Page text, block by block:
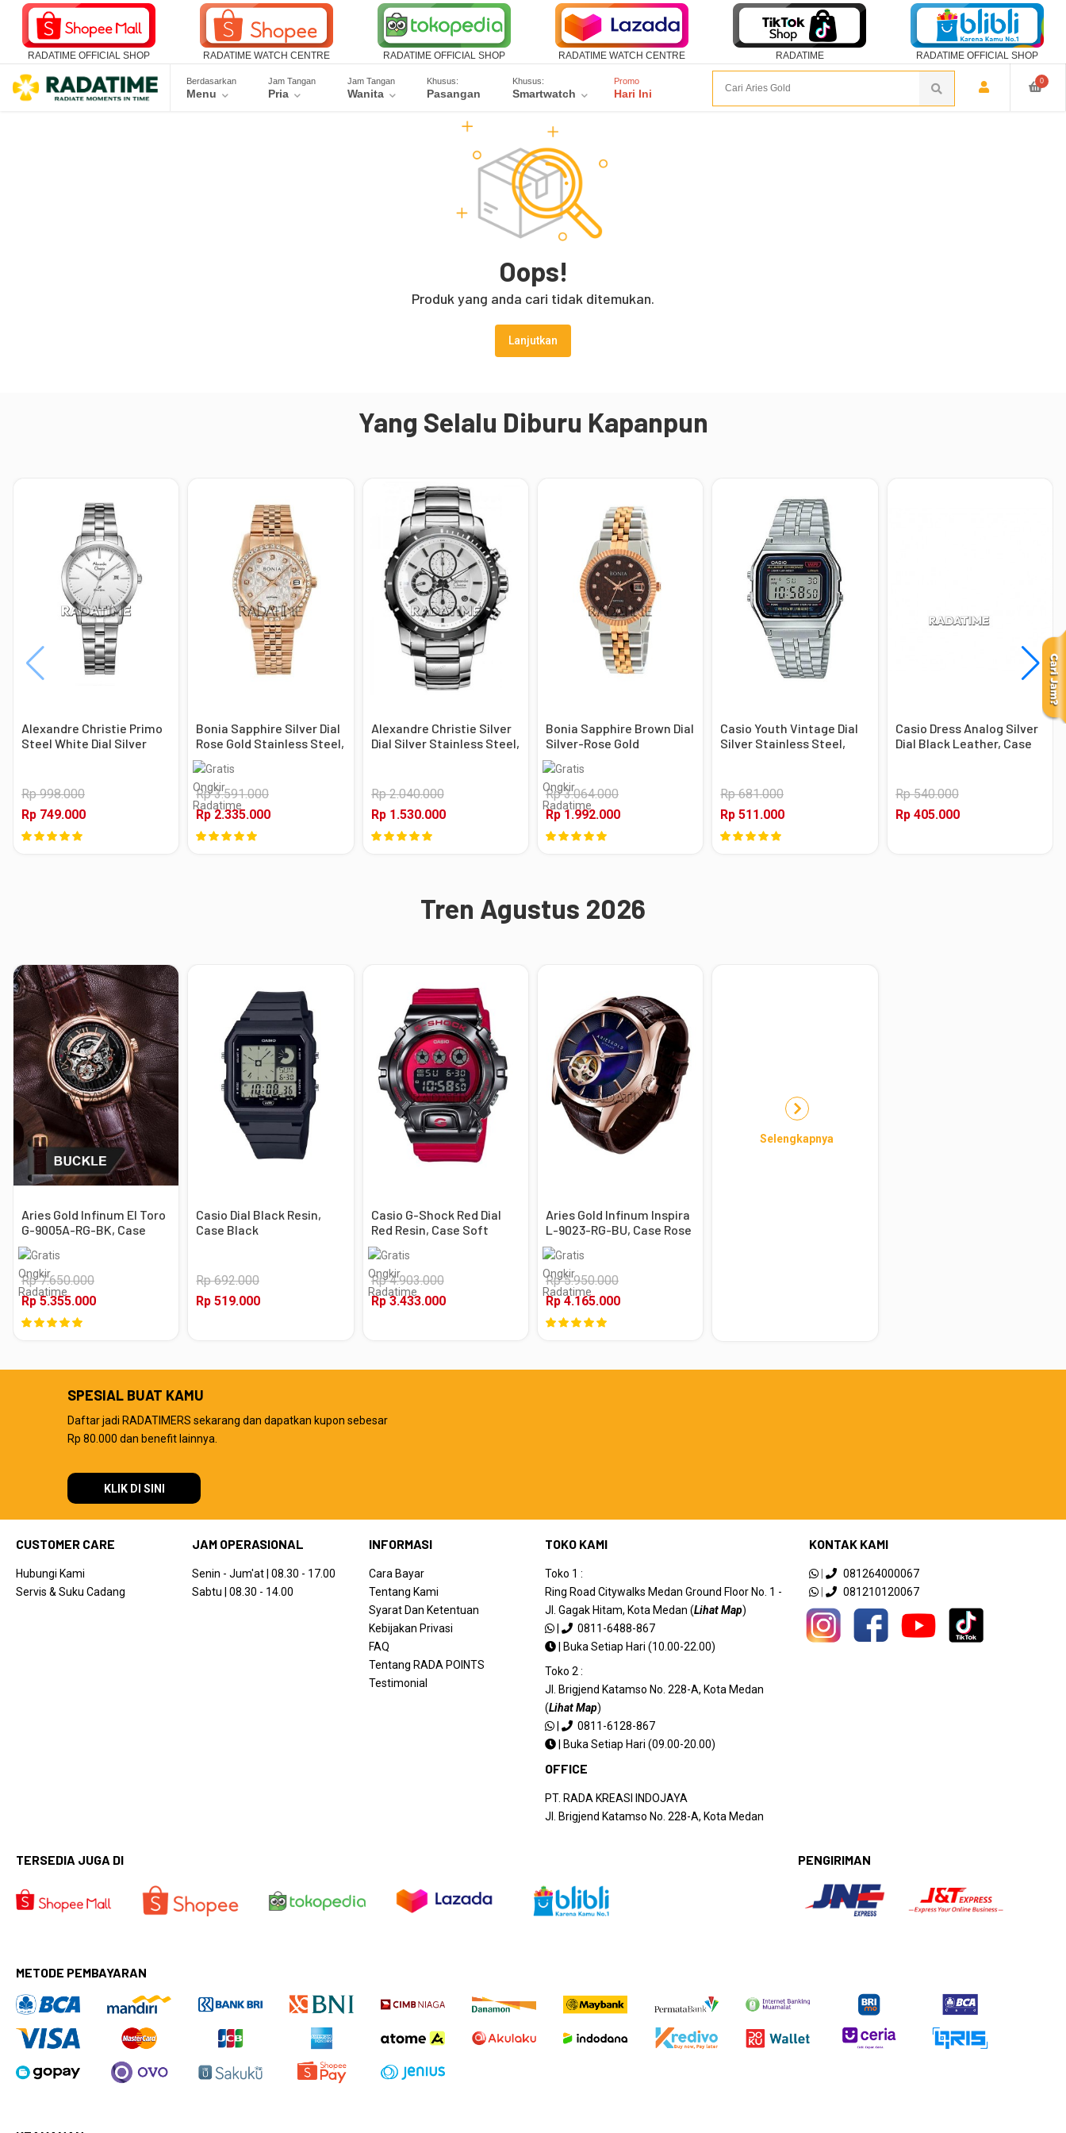
RADATIME OFFICIAL SHOP RADATIME WATCH CENTRE RADATIME OFFICIAL SHOP RADATIME WATCH CENTRE RADATIME RADATIME OFFICIAL SHOP
Berdasarkan
Menu
Jam Tangan
Pria
Jam Tangan
Wanita
Khusus:
Pasangan
Khusus:
Smartwatch
Promo
Hari Ini
0
Oops!
Produk yang anda cari tidak ditemukan.
Lanjutkan
Yang Selalu Diburu Kapanpun
Alexandre Christie Primo
Steel White Dial Silver
Rp 998.000
Rp 749.000
Bonia Sapphire Silver Dial
Rose Gold Stainless Steel,
Case Rose Gold
Rp 3.591.000
Rp 2.335.000
Alexandre Christie Silver
Dial Silver Stainless Steel,
Rp 2.040.000
Rp 1.530.000
Bonia Sapphire Brown Dial
Silver-Rose Gold
Stainless Steel, Case
Silver-Rose Gold
Rp 3.064.000
Rp 1.992.000
Casio Youth Vintage Dial
Silver Stainless Steel,
Rp 681.000
Rp 511.000
Casio Dress Analog Silver
Dial Black Leather, Case
Rp 540.000
Rp 405.000
Tren Agustus 2026
Aries Gold Infinum El Toro
G-9005A-RG-BK, Case
Rose Gold
Rp 7.650.000
Rp 5.355.000
Casio Dial Black Resin,
Case Black
Rp 692.000
Rp 519.000
Casio G-Shock Red Dial
Red Resin, Case Soft
Black
Rp 4.903.000
Rp 3.433.000
Aries Gold Infinum Inspira
L-9023-RG-BU, Case Rose
Gold
Rp 5.950.000
Rp 4.165.000
Selengkapnya
SPESIAL BUAT KAMU
Daftar jadi RADATIMERS sekarang dan dapatkan kupon sebesar
Rp 80.000 dan benefit lainnya.
KLIK DI SINI
CUSTOMER CARE
Hubungi Kami
Servis & Suku Cadang
JAM OPERASIONAL
Senin - Jum'at | 08.30 - 17.00
Sabtu | 08.30 - 14.00
INFORMASI
Cara Bayar
Tentang Kami
Syarat Dan Ketentuan
Kebijakan Privasi
FAQ
Tentang RADA POINTS
Testimonial
TOKO KAMI
Toko 1 :
Ring Road Citywalks Medan Ground Floor No. 1 -
Jl. Gagak Hitam, Kota Medan (Lihat Map)
|
0811-6488-867
|
Buka Setiap Hari (10.00-22.00)
Toko 2 :
Jl. Brigjend Katamso No. 228-A, Kota Medan
(Lihat Map)
|
0811-6128-867
|
Buka Setiap Hari (09.00-20.00)
OFFICE
PT. RADA KREASI INDOJAYA
Jl. Brigjend Katamso No. 228-A, Kota Medan
KONTAK KAMI
|
081264000067
|
081210120067
TERSEDIA JUGA DI PENGIRIMAN
METODE PEMBAYARAN